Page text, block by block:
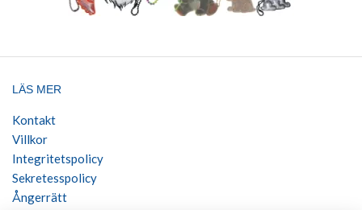
LÄS MER
Kontakt
Villkor
Integritetspolicy
Sekretesspolicy
Ångerrätt